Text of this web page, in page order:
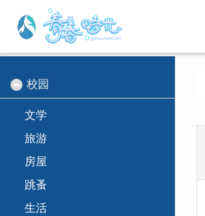
校园
文学
旅游
房屋
跳蚤
生活